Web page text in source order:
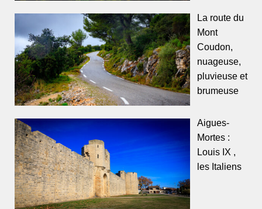
La route du
Mont
Coudon,
nuageuse,
pluvieuse et
brumeuse
Aigues-
Mortes :
Louis IX ,
les Italiens